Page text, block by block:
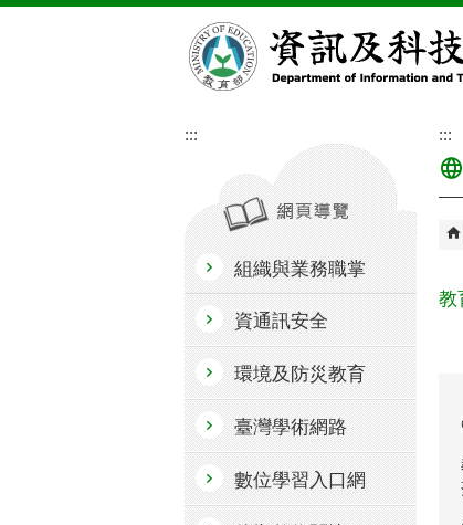
:::
組織與業務職掌
資通訊安全
環境及防災教育
臺灣學術網路
數位學習入口網
:::
教